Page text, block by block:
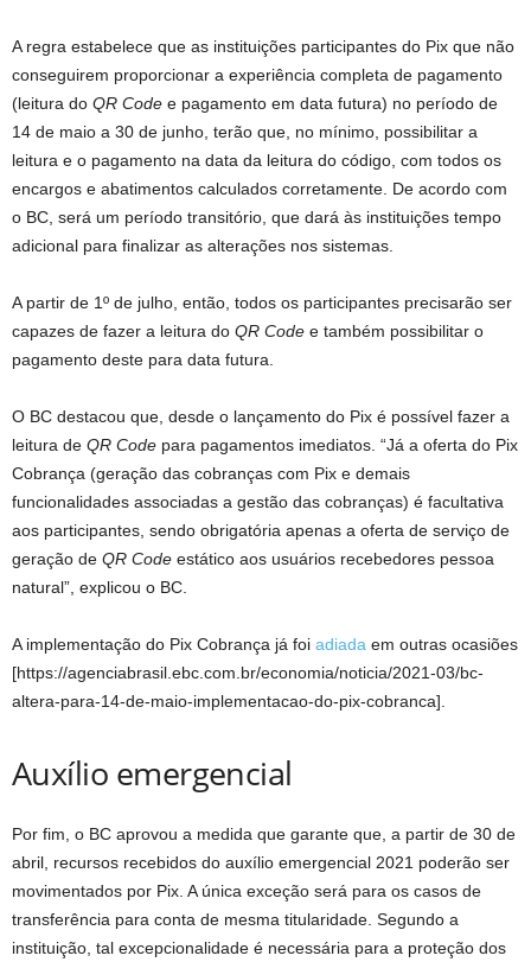
A regra estabelece que as instituições participantes do Pix que não
conseguirem proporcionar a experiência completa de pagamento
(leitura do QR Code e pagamento em data futura) no período de
14 de maio a 30 de junho, terão que, no mínimo, possibilitar a
leitura e o pagamento na data da leitura do código, com todos os
encargos e abatimentos calculados corretamente. De acordo com
o BC, será um período transitório, que dará às instituições tempo
adicional para finalizar as alterações nos sistemas.
A partir de 1º de julho, então, todos os participantes precisarão ser
capazes de fazer a leitura do QR Code e também possibilitar o
pagamento deste para data futura.
O BC destacou que, desde o lançamento do Pix é possível fazer a
leitura de QR Code para pagamentos imediatos. “Já a oferta do Pix
Cobrança (geração das cobranças com Pix e demais
funcionalidades associadas a gestão das cobranças) é facultativa
aos participantes, sendo obrigatória apenas a oferta de serviço de
geração de QR Code estático aos usuários recebedores pessoa
natural”, explicou o BC.
A implementação do Pix Cobrança já foi adiada em outras ocasiões
[https://agenciabrasil.ebc.com.br/economia/noticia/2021-03/bc-
altera-para-14-de-maio-implementacao-do-pix-cobranca].
Auxílio emergencial
Por fim, o BC aprovou a medida que garante que, a partir de 30 de
abril, recursos recebidos do auxílio emergencial 2021 poderão ser
movimentados por Pix. A única exceção será para os casos de
transferência para conta de mesma titularidade. Segundo a
instituição, tal excepcionalidade é necessária para a proteção dos